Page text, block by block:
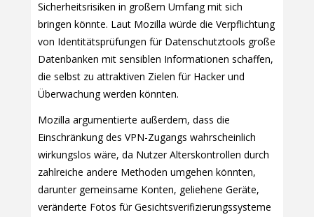
Sicherheitsrisiken in großem Umfang mit sich
bringen könnte. Laut Mozilla würde die Verpflichtung
von Identitätsprüfungen für Datenschutztools große
Datenbanken mit sensiblen Informationen schaffen,
die selbst zu attraktiven Zielen für Hacker und
Überwachung werden könnten.
Mozilla argumentierte außerdem, dass die
Einschränkung des VPN-Zugangs wahrscheinlich
wirkungslos wäre, da Nutzer Alterskontrollen durch
zahlreiche andere Methoden umgehen könnten,
darunter gemeinsame Konten, geliehene Geräte,
veränderte Fotos für Gesichtsverifizierungssysteme